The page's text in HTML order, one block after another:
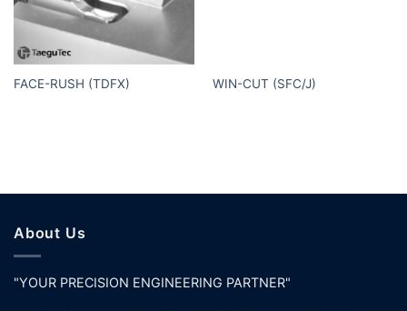
FACE-RUSH (TDFX) WIN-CUT (SFC/J)
About Us
"YOUR PRECISION ENGINEERING PARTNER"